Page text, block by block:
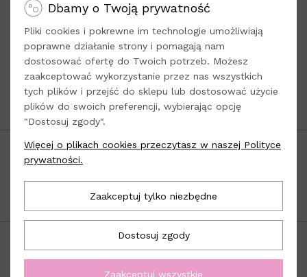
Adres do wysyłki:
Loola -tylko sprzedaż online
Dys, ul. Kwiatowa 8
21-003 Ciecierzyn
woj. lubelskie
Odwiedź naszeSocial Media
POPULARNE KATEGORIE
OBSŁUGA KLIENTA
Dbamy o Twoją prywatność
Pliki cookies i pokrewne im technologie umożliwiają
poprawne działanie strony i pomagają nam
dostosować ofertę do Twoich potrzeb. Możesz
zaakceptować wykorzystanie przez nas wszystkich
tych plików i przejść do sklepu lub dostosować użycie
plików do swoich preferencji, wybierając opcję
"Dostosuj zgody".
Więcej o plikach cookies przeczytasz w naszej Polityce
prywatności.
Zaakceptuj tylko niezbędne
Dostosuj zgody
Zaakceptuj wszystkie